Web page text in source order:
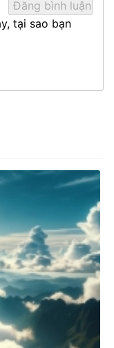
tại sao bạn